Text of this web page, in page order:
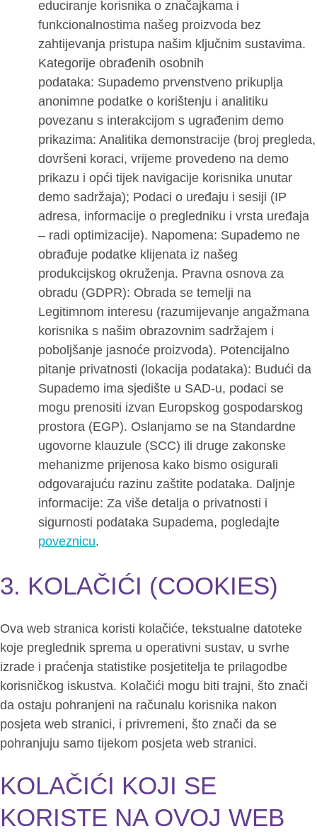
educiranje korisnika o značajkama i
funkcionalnostima našeg proizvoda bez
zahtijevanja pristupa našim ključnim sustavima.
Kategorije obrađenih osobnih
podataka: Supademo prvenstveno prikuplja
anonimne podatke o korištenju i analitiku
povezanu s interakcijom s ugrađenim demo
prikazima: Analitika demonstracije (broj pregleda,
dovršeni koraci, vrijeme provedeno na demo
prikazu i opći tijek navigacije korisnika unutar
demo sadržaja); Podaci o uređaju i sesiji (IP
adresa, informacije o pregledniku i vrsta uređaja
– radi optimizacije). Napomena: Supademo ne
obrađuje podatke klijenata iz našeg
produkcijskog okruženja. Pravna osnova za
obradu (GDPR): Obrada se temelji na
Legitimnom interesu (razumijevanje angažmana
korisnika s našim obrazovnim sadržajem i
poboljšanje jasnoće proizvoda). Potencijalno
pitanje privatnosti (lokacija podataka): Budući da
Supademo ima sjedište u SAD-u, podaci se
mogu prenositi izvan Europskog gospodarskog
prostora (EGP). Oslanjamo se na Standardne
ugovorne klauzule (SCC) ili druge zakonske
mehanizme prijenosa kako bismo osigurali
odgovarajuću razinu zaštite podataka. Daljnje
informacije: Za više detalja o privatnosti i
sigurnosti podataka Supadema, pogledajte
poveznicu.
3. KOLAČIĆI (COOKIES)
Ova web stranica koristi kolačiće, tekstualne datoteke
koje preglednik sprema u operativni sustav, u svrhe
izrade i praćenja statistike posjetitelja te prilagodbe
korisničkog iskustva. Kolačići mogu biti trajni, što znači
da ostaju pohranjeni na računalu korisnika nakon
posjeta web stranici, i privremeni, što znači da se
pohranjuju samo tijekom posjeta web stranici.
KOLAČIĆI KOJI SE
KORISTE NA OVOJ WEB